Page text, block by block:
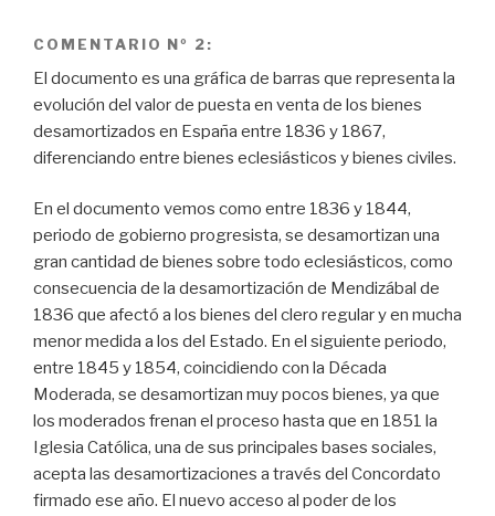
COMENTARIO Nº 2:
El documento es una gráfica de barras que representa la
evolución del valor de puesta en venta de los bienes
desamortizados en España entre 1836 y 1867,
diferenciando entre bienes eclesiásticos y bienes civiles.
En el documento vemos como entre 1836 y 1844,
periodo de gobierno progresista, se desamortizan una
gran cantidad de bienes sobre todo eclesiásticos, como
consecuencia de la desamortización de Mendizábal de
1836 que afectó a los bienes del clero regular y en mucha
menor medida a los del Estado. En el siguiente periodo,
entre 1845 y 1854, coincidiendo con la Década
Moderada, se desamortizan muy pocos bienes, ya que
los moderados frenan el proceso hasta que en 1851 la
Iglesia Católica, una de sus principales bases sociales,
acepta las desamortizaciones a través del Concordato
firmado ese año. El nuevo acceso al poder de los